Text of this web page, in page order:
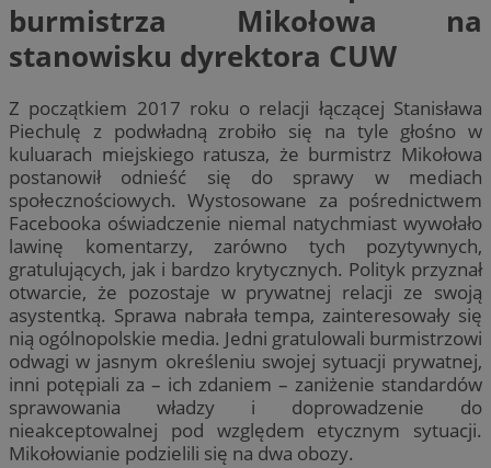
burmistrza Mikołowa na
stanowisku dyrektora CUW
Z początkiem 2017 roku o relacji łączącej Stanisława
Piechulę z podwładną zrobiło się na tyle głośno w
kuluarach miejskiego ratusza, że burmistrz Mikołowa
postanowił odnieść się do sprawy w mediach
społecznościowych. Wystosowane za pośrednictwem
Facebooka oświadczenie niemal natychmiast wywołało
lawinę komentarzy, zarówno tych pozytywnych,
gratulujących, jak i bardzo krytycznych. Polityk przyznał
otwarcie, że pozostaje w prywatnej relacji ze swoją
asystentką. Sprawa nabrała tempa, zainteresowały się
nią ogólnopolskie media. Jedni gratulowali burmistrzowi
odwagi w jasnym określeniu swojej sytuacji prywatnej,
inni potępiali za – ich zdaniem – zaniżenie standardów
sprawowania władzy i doprowadzenie do
nieakceptowalnej pod względem etycznym sytuacji.
Mikołowianie podzielili się na dwa obozy.